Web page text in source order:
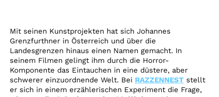
Mit seinen Kunstprojekten hat sich Johannes
Grenzfurthner in Österreich und über die
Landesgrenzen hinaus einen Namen gemacht. In
seinem Filmen gelingt ihm durch die Horror-
Komponente das Eintauchen in eine düstere, aber
schwerer einzuordnende Welt. Bei RAZZENNEST stellt
er sich in einem erzählerischen Experiment die Frage,